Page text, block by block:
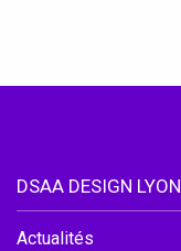
DSAA DESIGN LYON
Actualités